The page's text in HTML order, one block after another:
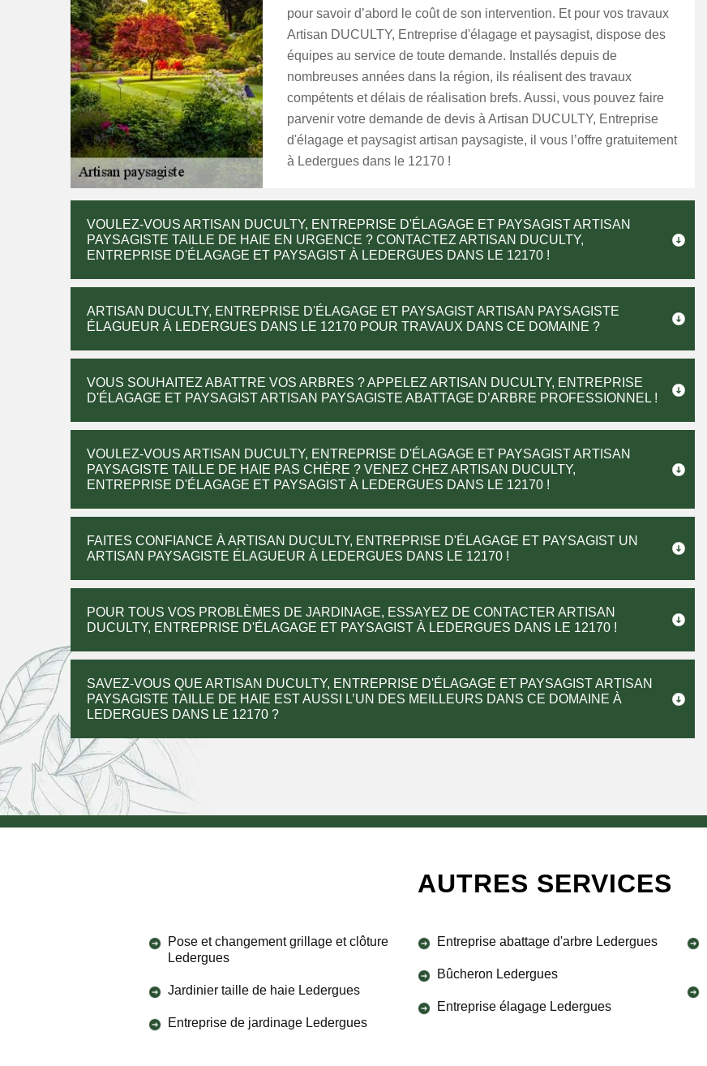
pour savoir d’abord le coût de son intervention. Et pour vos travaux
Artisan DUCULTY, Entreprise d'élagage et paysagist, dispose des
équipes au service de toute demande. Installés depuis de
nombreuses années dans la région, ils réalisent des travaux
compétents et délais de réalisation brefs. Aussi, vous pouvez faire
parvenir votre demande de devis à Artisan DUCULTY, Entreprise
d'élagage et paysagist artisan paysagiste, il vous l’offre gratuitement
à Ledergues dans le 12170 !
VOULEZ-VOUS ARTISAN DUCULTY, ENTREPRISE D'ÉLAGAGE ET PAYSAGIST ARTISAN
PAYSAGISTE TAILLE DE HAIE EN URGENCE ? CONTACTEZ ARTISAN DUCULTY,
ENTREPRISE D'ÉLAGAGE ET PAYSAGIST À LEDERGUES DANS LE 12170 !
ARTISAN DUCULTY, ENTREPRISE D'ÉLAGAGE ET PAYSAGIST ARTISAN PAYSAGISTE
ÉLAGUEUR À LEDERGUES DANS LE 12170 POUR TRAVAUX DANS CE DOMAINE ?
VOUS SOUHAITEZ ABATTRE VOS ARBRES ? APPELEZ ARTISAN DUCULTY, ENTREPRISE
D'ÉLAGAGE ET PAYSAGIST ARTISAN PAYSAGISTE ABATTAGE D’ARBRE PROFESSIONNEL !
VOULEZ-VOUS ARTISAN DUCULTY, ENTREPRISE D'ÉLAGAGE ET PAYSAGIST ARTISAN
PAYSAGISTE TAILLE DE HAIE PAS CHÈRE ? VENEZ CHEZ ARTISAN DUCULTY,
ENTREPRISE D'ÉLAGAGE ET PAYSAGIST À LEDERGUES DANS LE 12170 !
FAITES CONFIANCE À ARTISAN DUCULTY, ENTREPRISE D'ÉLAGAGE ET PAYSAGIST UN
ARTISAN PAYSAGISTE ÉLAGUEUR À LEDERGUES DANS LE 12170 !
POUR TOUS VOS PROBLÈMES DE JARDINAGE, ESSAYEZ DE CONTACTER ARTISAN
DUCULTY, ENTREPRISE D'ÉLAGAGE ET PAYSAGIST À LEDERGUES DANS LE 12170 !
SAVEZ-VOUS QUE ARTISAN DUCULTY, ENTREPRISE D'ÉLAGAGE ET PAYSAGIST ARTISAN
PAYSAGISTE TAILLE DE HAIE EST AUSSI L’UN DES MEILLEURS DANS CE DOMAINE À
LEDERGUES DANS LE 12170 ?
AUTRES SERVICES
Pose et changement grillage et clôture
Ledergues
Jardinier taille de haie Ledergues
Entreprise de jardinage Ledergues
Entreprise abattage d'arbre Ledergues
Bûcheron Ledergues
Entreprise élagage Ledergues